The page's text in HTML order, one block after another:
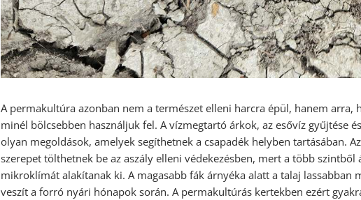
A permakultúra azonban nem a természet elleni harcra épül, hanem arra,
minél bölcsebben használjuk fel. A vízmegtartó árkok, az esővíz gyűjtése
olyan megoldások, amelyek segíthetnek a csapadék helyben tartásában.
szerepet tölthetnek be az aszály elleni védekezésben, mert a több
mikroklímát alakítanak ki. A magasabb fák árnyéka alatt a talaj lassabban
veszít a forró nyári hónapok során. A permakultúrás kertekben ezért